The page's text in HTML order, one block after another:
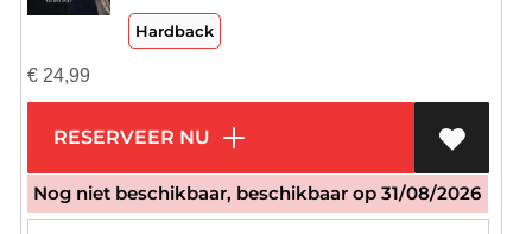
Hardback
€24,99
RESERVEER NU
Nog niet beschikbaar, beschikbaar op 31/08/2026